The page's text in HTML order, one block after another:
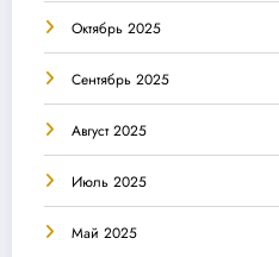
Октябрь 2025
Сентябрь 2025
Август 2025
Июль 2025
Май 2025